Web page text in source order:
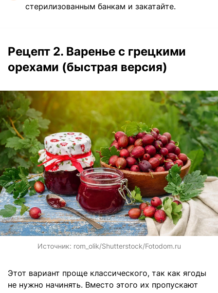
стерилизованным банкам и закатайте.
Рецепт 2. Варенье с грецкими
орехами (быстрая версия)
Источник: rom_olik/Shutterstock/Fotodom.ru
Этот вариант проще классического, так как ягоды
не нужно начинять. Вместо этого их пропускают